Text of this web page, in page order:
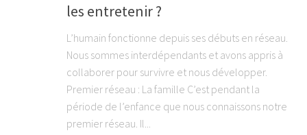
les entretenir ?
L’humain fonctionne depuis ses débuts en réseau.
Nous sommes interdépendants et avons appris à
collaborer pour survivre et nous développer.
Premier réseau : La famille C’est pendant la
période de l’enfance que nous connaissons notre
premier réseau. Il...